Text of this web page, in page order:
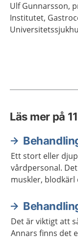
Ulf Gunnarsson,
Institutet,
Läs mer på
Ett stort eller
vårdpersonal.
muskler, blodkärl
Det är viktigt att
Annars finns det